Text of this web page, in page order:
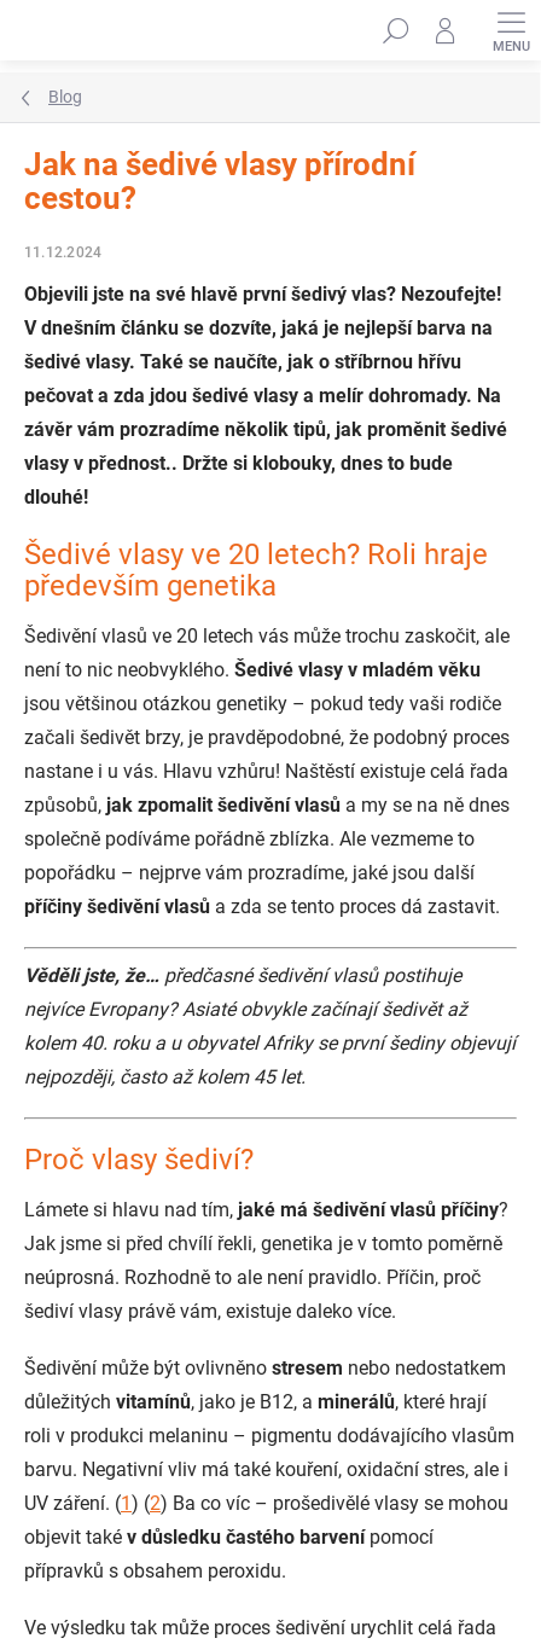
Hledat
Blog
Jak na šedivé vlasy přírodní
cestou?
11.12.2024
Objevili jste na své hlavě první šedivý vlas? Nezoufejte!
V dnešním článku se dozvíte, jaká je nejlepší barva na
šedivé vlasy. Také se naučíte, jak o stříbrnou hřívu
pečovat a zda jdou šedivé vlasy a melír dohromady. Na
závěr vám prozradíme několik tipů, jak proměnit šedivé
vlasy v přednost.. Držte si klobouky, dnes to bude
dlouhé!
Šedivé vlasy ve 20 letech? Roli hraje
především genetika
Šedivění vlasů ve 20 letech vás může trochu zaskočit, ale
není to nic neobvyklého. Šedivé vlasy v mladém věku
jsou většinou otázkou genetiky – pokud tedy vaši rodiče
začali šedivět brzy, je pravděpodobné, že podobný proces
nastane i u vás. Hlavu vzhůru! Naštěstí existuje celá řada
způsobů, jak zpomalit šedivění vlasů a my se na ně dnes
společně podíváme pořádně zblízka. Ale vezmeme to
popořádku – nejprve vám prozradíme, jaké jsou další
příčiny šedivění vlasů a zda se tento proces dá zastavit.
Věděli jste, že… předčasné šedivění vlasů postihuje
nejvíce Evropany? Asiaté obvykle začínají šedivět až
kolem 40. roku a u obyvatel Afriky se první šediny objevují
nejpozději, často až kolem 45 let.
Proč vlasy šediví?
Lámete si hlavu nad tím, jaké má šedivění vlasů příčiny?
Jak jsme si před chvílí řekli, genetika je v tomto poměrně
neúprosná. Rozhodně to ale není pravidlo. Příčin, proč
šediví vlasy právě vám, existuje daleko více.
Šedivění může být ovlivněno stresem nebo nedostatkem
důležitých vitamínů, jako je B12, a minerálů, které hrají
roli v produkci melaninu – pigmentu dodávajícího vlasům
barvu. Negativní vliv má také kouření, oxidační stres, ale i
UV záření. (1) (2) Ba co víc – prošedivělé vlasy se mohou
objevit také v důsledku častého barvení pomocí
přípravků s obsahem peroxidu.
Ve výsledku tak může proces šedivění urychlit celá řada